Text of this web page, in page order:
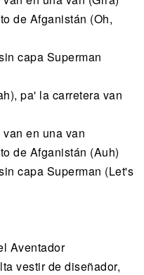
de Afganistán (Oh,
capa Superman
pa' la carretera van
en una van
de Afganistán (Auh)
capa Superman (Let's
Aventador
vestir de diseñador,